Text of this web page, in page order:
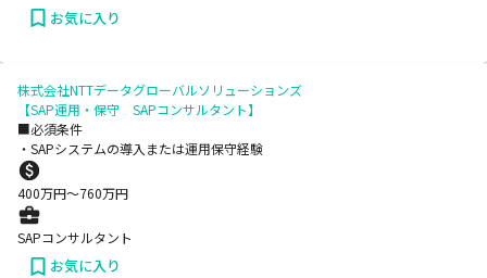
お気に入り
株式会社NTTデータグローバルソリューションズ
【SAP運用・保守 SAPコンサルタント】
■必須条件
・SAPシステムの導入または運用保守経験
400万円〜760万円
SAPコンサルタント
お気に入り